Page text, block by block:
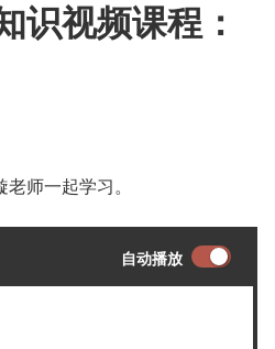
识视频课程：
师一起学习。
自动播放